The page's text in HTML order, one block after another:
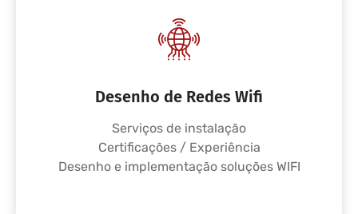
Desenho de Redes Wifi
Serviços de instalação
Certificações / Experiência
Desenho e implementação soluções WIFI